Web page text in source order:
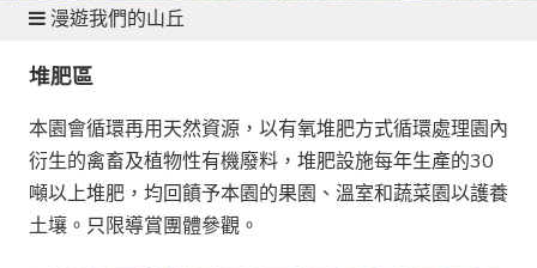
漫遊我們的山丘
堆肥區
本園會循環再用天然資源，以有氧堆肥方式循環處理園內
衍生的禽畜及植物性有機廢料，堆肥設施每年生產的30
噸以上堆肥，均回饙予本園的果園、溫室和蔬菜園以護養
土壤。只限導賞團體參觀。